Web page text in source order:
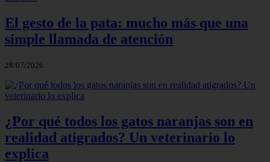
El gesto de la pata: mucho más que una
simple llamada de atención
28/07/2026
¿Por qué todos los gatos naranjas son en
realidad atigrados? Un veterinario lo
explica